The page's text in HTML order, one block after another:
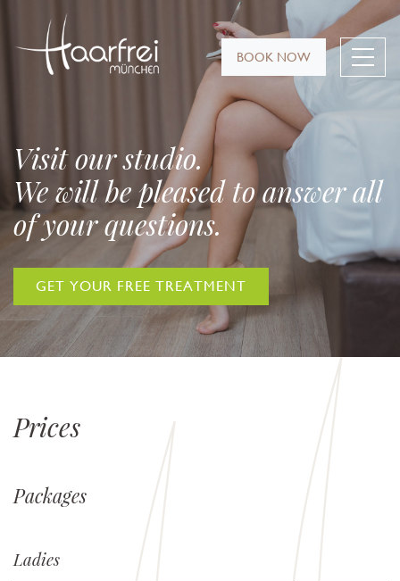
BOOK NOW
Visit our studio.
We will be pleased to answer all
of your questions.
GET YOUR FREE TREATMENT
Prices
Packages
Ladies